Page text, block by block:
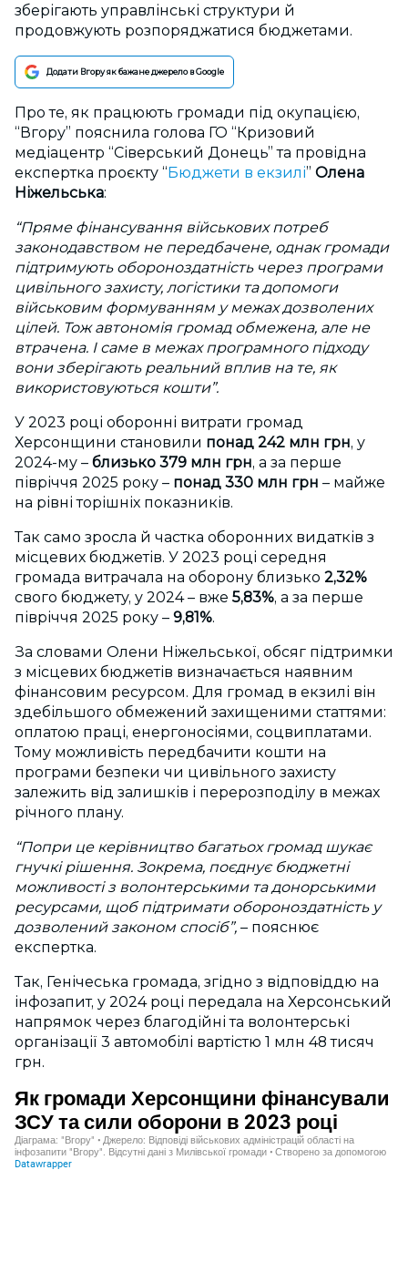
зберігають управлінські структури й
продовжують розпоряджатися бюджетами.
Додати Вгору як бажане джерело в Google
Про те, як працюють громади під окупацією,
“Вгору” пояснила голова ГО “Кризовий
медіацентр “Сіверський Донець” та провідна
експертка проєкту “Бюджети в екзилі” Олена
Ніжельська:
“Пряме фінансування військових потреб
законодавством не передбачене, однак громади
підтримують обороноздатність через програми
цивільного захисту, логістики та допомоги
військовим формуванням у межах дозволених
цілей. Тож автономія громад обмежена, але не
втрачена. І саме в межах програмного підходу
вони зберігають реальний вплив на те, як
використовуються кошти”.
У 2023 році оборонні витрати громад
Херсонщини становили понад 242 млн грн, у
2024-му – близько 379 млн грн, а за перше
півріччя 2025 року – понад 330 млн грн – майже
на рівні торішніх показників.
Так само зросла й частка оборонних видатків з
місцевих бюджетів. У 2023 році середня
громада витрачала на оборону близько 2,32%
свого бюджету, у 2024 – вже 5,83%, а за перше
півріччя 2025 року – 9,81%.
За словами Олени Ніжельської, обсяг підтримки
з місцевих бюджетів визначається наявним
фінансовим ресурсом. Для громад в екзилі він
здебільшого обмежений захищеними статтями:
оплатою праці, енергоносіями, соцвиплатами.
Тому можливість передбачити кошти на
програми безпеки чи цивільного захисту
залежить від залишків і перерозподілу в межах
річного плану.
“Попри це керівництво багатьох громад шукає
гнучкі рішення. Зокрема, поєднує бюджетні
можливості з волонтерськими та донорськими
ресурсами, щоб підтримати обороноздатність у
дозволений законом спосіб”, – пояснює
експертка.
Так, Генічеська громада, згідно з відповіддю на
інфозапит, у 2024 році передала на Херсонський
напрямок через благодійні та волонтерські
організації 3 автомобілі вартістю 1 млн 48 тисяч
грн.